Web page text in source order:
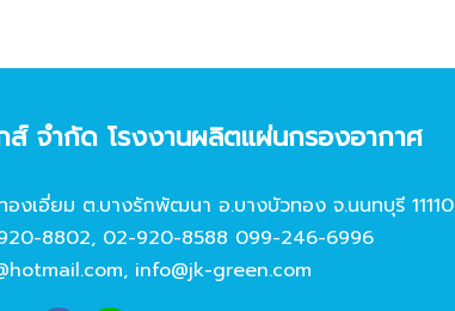
ส์ จํากัด โรงงานผลิตแผ่นกรองอากาศ
งเอี่ยม ต.บางรักพัฒนา อ.บางบัวทอง จ.นนทบุรี 11110
8802, 02-920-8588 099-246-6996
, info@jk-green.com